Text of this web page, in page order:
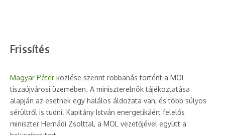
Frissítés
Magyar Péter közlése szerint robbanás történt a MOL
tiszaújvárosi üzemében. A miniszterelnök tájékoztatása
alapján az esetnek egy halálos áldozata van, és több súlyos
sérültről is tudni. Kapitány István energetikáért felelős
miniszter Hernádi Zsolttal, a MOL vezetőjével együtt a